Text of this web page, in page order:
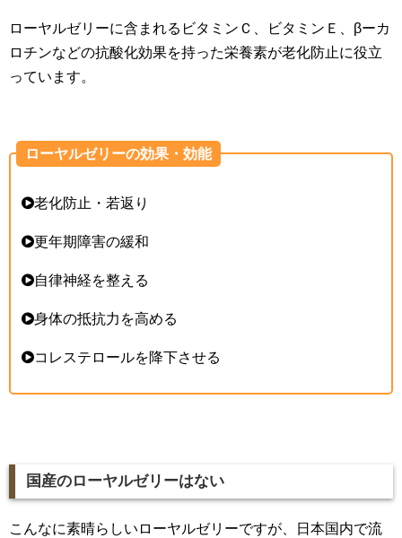
ローヤルゼリーに含まれるビタミンＣ、ビタミンＥ、βーカ
ロチンなどの抗酸化効果を持った栄養素が老化防止に役立
っています。
ローヤルゼリーの効果・効能
老化防止・若返り
更年期障害の緩和
自律神経を整える
身体の抵抗力を高める
コレステロールを降下させる
国産のローヤルゼリーはない
こんなに素晴らしいローヤルゼリーですが、日本国内で流